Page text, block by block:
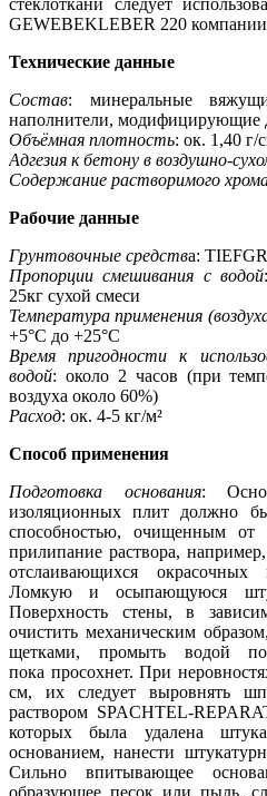
GEWEBEKLEBER 220
Технические данные
Состав: минеральные
наполнители, модифицирующие
Объёмная плотность: ок. 1,40 г/
Адгезия к бетону в воздушно-
Содержание растворимого
Рабочие данные
Грунтовочные средства:
Пропорции смешивания с водой
25кг сухой смеси
Температура применения
+5°С до +25°С
Время пригодности к
водой: около 2 часов (при
воздуха около 60%)
Расход: ок. 4-5 кг/м²
Способ применения
Подготовка основания:
изоляционных плит должно
способностью, очищенным от
прилипание раствора,
отслаивающихся
Ломкую и осыпающуюся
Поверхность стены, в
очистить механическим
щетками, промыть водой
пока просохнет. При
см, их следует выровнять
раствором SPACHTEL-
которых была удалена
основанием, нанести
Сильно впитывающее
образующее песок или пыль,